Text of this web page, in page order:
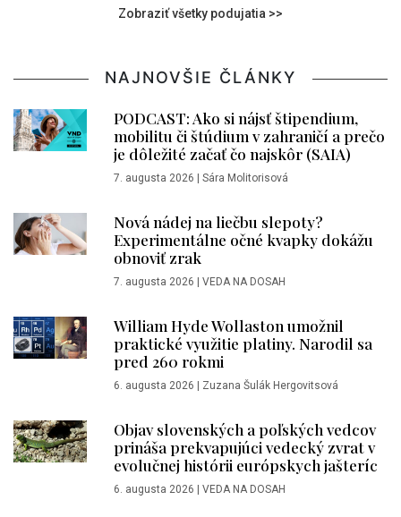
Zobraziť všetky podujatia >>
NAJNOVŠIE ČLÁNKY
PODCAST: Ako si nájsť štipendium,
mobilitu či štúdium v zahraničí a prečo
je dôležité začať čo najskôr (SAIA)
7. augusta 2026 Sára Molitorisová
Nová nádej na liečbu slepoty?
Experimentálne očné kvapky dokážu
obnoviť zrak
7. augusta 2026 VEDA NA DOSAH
William Hyde Wollaston umožnil
praktické využitie platiny. Narodil sa
pred 260 rokmi
6. augusta 2026 Zuzana Šulák Hergovitsová
Objav slovenských a poľských vedcov
prináša prekvapujúci vedecký zvrat v
evolučnej histórii európskych jašteríc
6. augusta 2026 VEDA NA DOSAH